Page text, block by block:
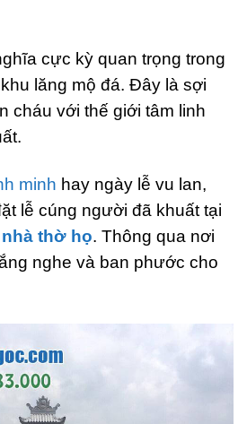
cực kỳ quan trọng trong
lăng mộ đá. Đây là sợi
cháu với thế giới tâm linh
minh hay ngày lễ vu lan,
lễ cúng người đã khuất tại
nhà thờ họ. Thông qua nơi
nghe và ban phước cho